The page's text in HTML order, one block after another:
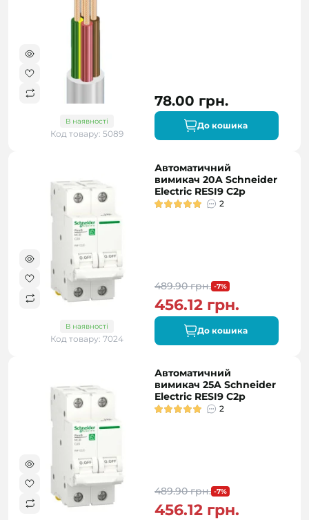
В наявності
Код товару: 5089
78.00 грн.
До кошика
В наявності
Код товару: 7024
Автоматичний
вимикач 20A Schneider
Electric RESI9 C2р
2
489.90 грн. -7%
456.12 грн.
До кошика
Автоматичний
вимикач 25A Schneider
Electric RESI9 C2р
2
489.90 грн. -7%
456.12 грн.